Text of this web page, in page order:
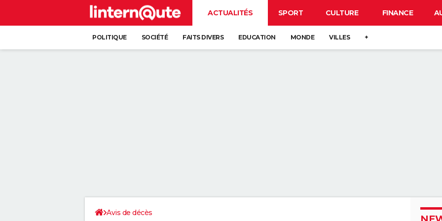
ACTUALITÉS SPORT CULTURE FINANCE
POLITIQUE SOCIÉTÉ FAITS DIVERS EDUCATION MONDE VILLES +
Avis de décès